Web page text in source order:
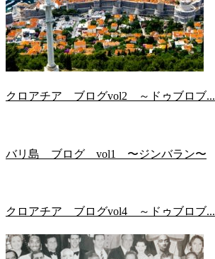
クロアチア ブログvol2 ～ドゥブロブ...
バリ島 ブログ vol1 〜ジンバラン〜
クロアチア ブログvol4 ～ドゥブロブ...